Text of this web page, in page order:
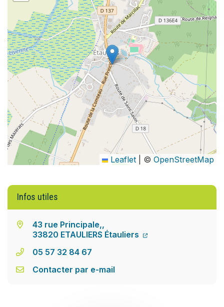
Leaflet © OpenStreetMap
Infos utiles
43 rue Principale,,
33820 ETAULIERS Étauliers
05 57 32 84 67
Contacter par e-mail